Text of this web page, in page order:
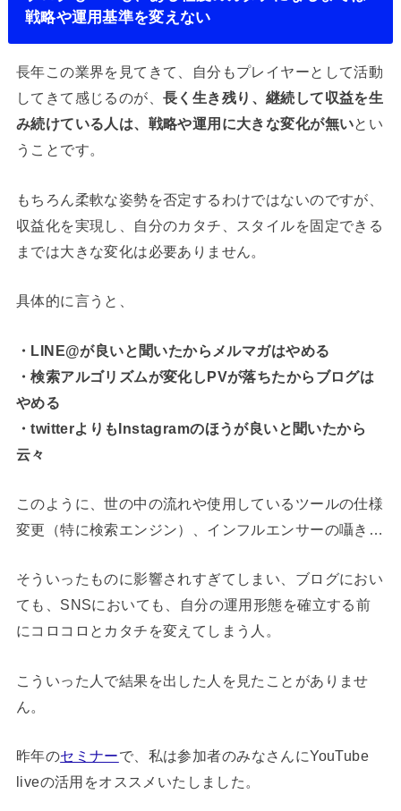
戦略や運用基準を変えない
長年この業界を見てきて、自分もプレイヤーとして活動
してきて感じるのが、長く生き残り、継続して収益を生
み続けている人は、戦略や運用に大きな変化が無いとい
うことです。
もちろん柔軟な姿勢を否定するわけではないのですが、
収益化を実現し、自分のカタチ、スタイルを固定できる
までは大きな変化は必要ありません。
具体的に言うと、
・LINE@が良いと聞いたからメルマガはやめる
・検索アルゴリズムが変化しPVが落ちたからブログは
やめる
・twitterよりもInstagramのほうが良いと聞いたから
云々
このように、世の中の流れや使用しているツールの仕様
変更（特に検索エンジン）、インフルエンサーの囁き…
そういったものに影響されすぎてしまい、ブログにおい
ても、SNSにおいても、自分の運用形態を確立する前
にコロコロとカタチを変えてしまう人。
こういった人で結果を出した人を見たことがありませ
ん。
昨年のセミナーで、私は参加者のみなさんにYouTube
liveの活用をオススメいたしました。